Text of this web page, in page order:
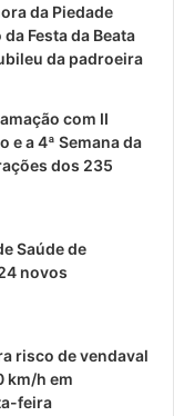
da Piedade
Festa da Beata
da padroeira
com II
e a 4ª Semana da
dos 235
Saúde de
novos
risco de vendaval
km/h em
feira